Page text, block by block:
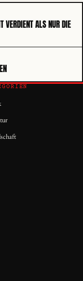
ALS NUR DIE